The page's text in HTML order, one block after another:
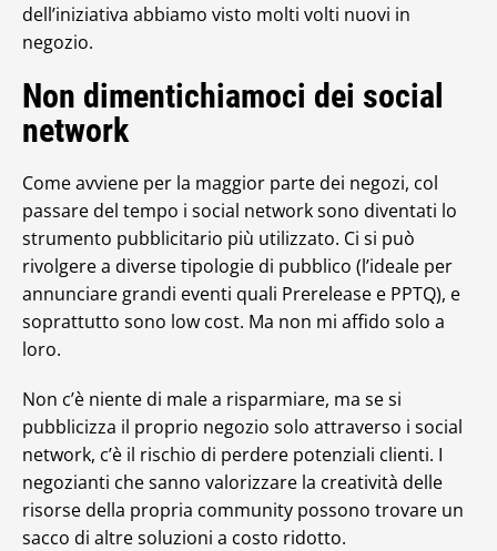
dell’iniziativa abbiamo visto molti volti nuovi in
negozio.
Non dimentichiamoci dei social
network
Come avviene per la maggior parte dei negozi, col
passare del tempo i social network sono diventati lo
strumento pubblicitario più utilizzato. Ci si può
rivolgere a diverse tipologie di pubblico (l’ideale per
annunciare grandi eventi quali Prerelease e PPTQ), e
soprattutto sono low cost. Ma non mi affido solo a
loro.
Non c’è niente di male a risparmiare, ma se si
pubblicizza il proprio negozio solo attraverso i social
network, c’è il rischio di perdere potenziali clienti. I
negozianti che sanno valorizzare la creatività delle
risorse della propria community possono trovare un
sacco di altre soluzioni a costo ridotto.